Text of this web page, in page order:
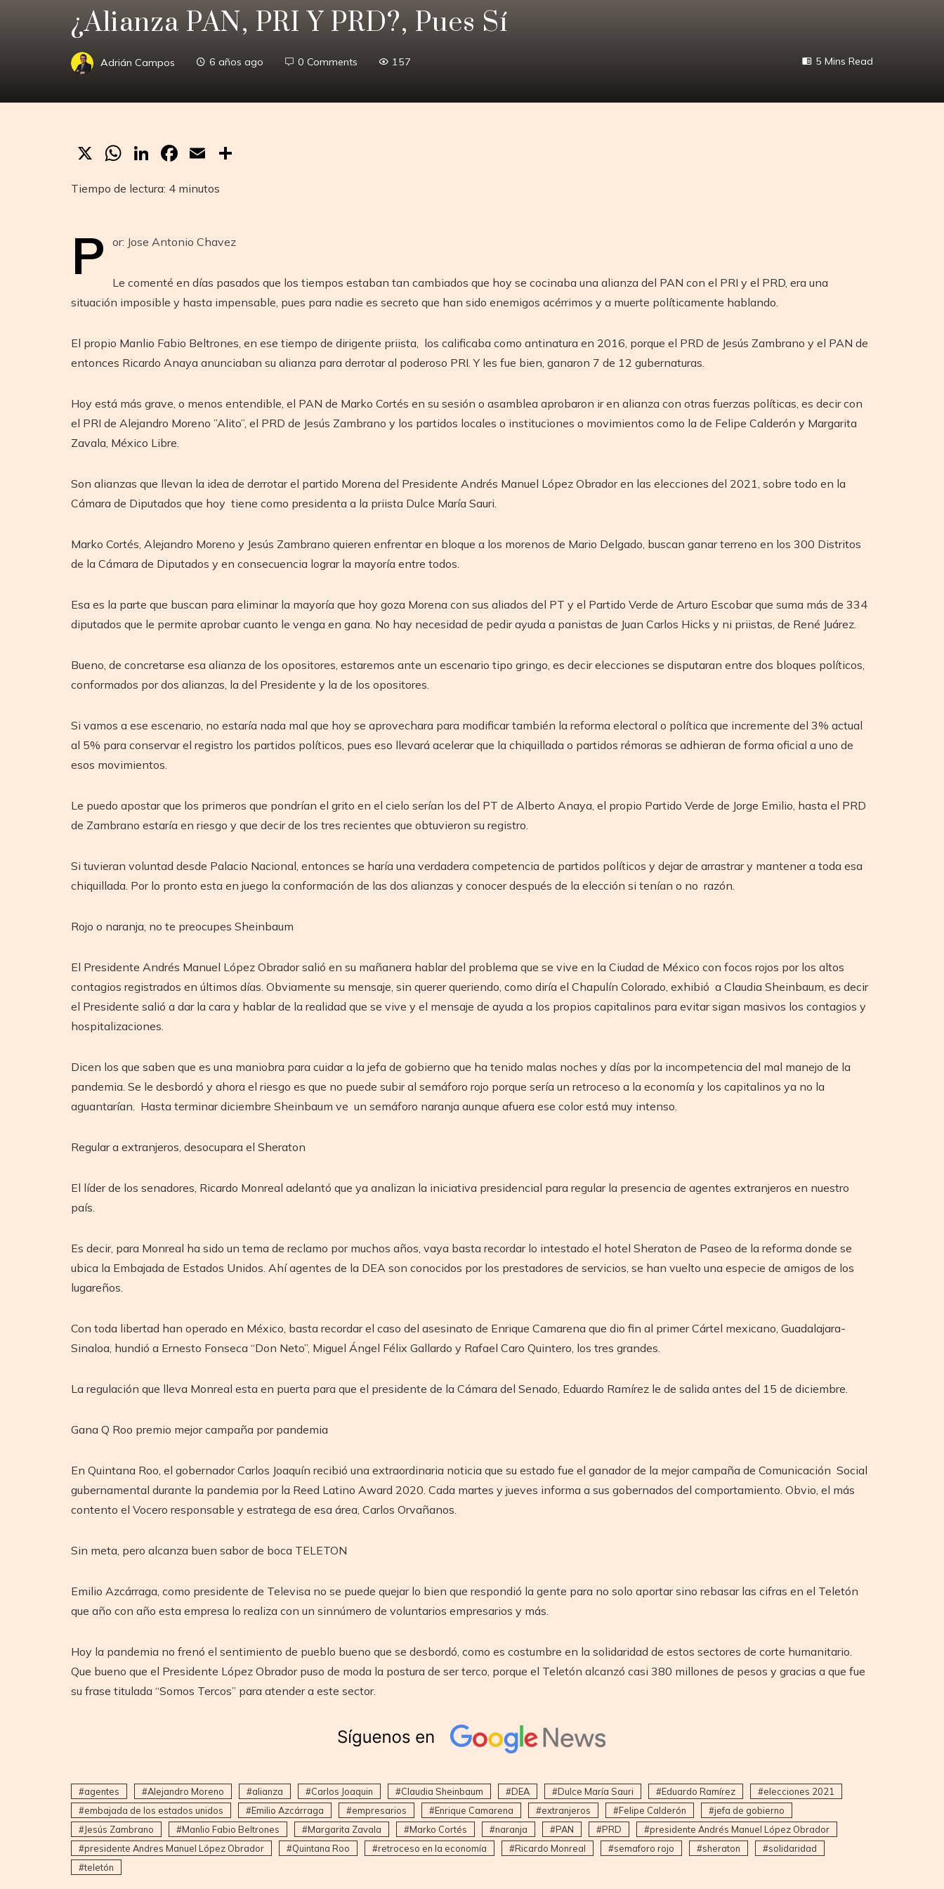
¿Alianza PAN, PRI Y PRD?, Pues Sí
Adrián Campos 6 años ago 0 Comments 157 5 Mins Read
X WhatsApp
LinkedIn
Facebook
Email
Tiempo de lectura: 4 minutos
P or: Jose Antonio Chavez
Le comenté en días pasados que los tiempos estaban tan cambiados que hoy se cocinaba una alianza del PAN con el PRI y el PRD, era una
situación imposible y hasta impensable, pues para nadie es secreto que han sido enemigos acérrimos y a muerte políticamente hablando.
El propio Manlio Fabio Beltrones, en ese tiempo de dirigente priista, los calificaba como antinatura en 2016, porque el PRD de Jesús Zambrano y el PAN de
entonces Ricardo Anaya anunciaban su alianza para derrotar al poderoso PRI. Y les fue bien, ganaron 7 de 12 gubernaturas.
Hoy está más grave, o menos entendible, el PAN de Marko Cortés en su sesión o asamblea aprobaron ir en alianza con otras fuerzas políticas, es decir con
el PRI de Alejandro Moreno ”Alito”, el PRD de Jesús Zambrano y los partidos locales o instituciones o movimientos como la de Felipe Calderón y Margarita
Zavala, México Libre.
Son alianzas que llevan la idea de derrotar el partido Morena del Presidente Andrés Manuel López Obrador en las elecciones del 2021, sobre todo en la
Cámara de Diputados que hoy tiene como presidenta a la priista Dulce María Sauri.
Marko Cortés, Alejandro Moreno y Jesús Zambrano quieren enfrentar en bloque a los morenos de Mario Delgado, buscan ganar terreno en los 300 Distritos
de la Cámara de Diputados y en consecuencia lograr la mayoría entre todos.
Esa es la parte que buscan para eliminar la mayoría que hoy goza Morena con sus aliados del PT y el Partido Verde de Arturo Escobar que suma más de 334
diputados que le permite aprobar cuanto le venga en gana. No hay necesidad de pedir ayuda a panistas de Juan Carlos Hicks y ni priistas, de René Juárez.
Bueno, de concretarse esa alianza de los opositores, estaremos ante un escenario tipo gringo, es decir elecciones se disputaran entre dos bloques políticos,
conformados por dos alianzas, la del Presidente y la de los opositores.
Si vamos a ese escenario, no estaría nada mal que hoy se aprovechara para modificar también la reforma electoral o política que incremente del 3% actual
al 5% para conservar el registro los partidos políticos, pues eso llevará acelerar que la chiquillada o partidos rémoras se adhieran de forma oficial a uno de
esos movimientos.
Le puedo apostar que los primeros que pondrían el grito en el cielo serían los del PT de Alberto Anaya, el propio Partido Verde de Jorge Emilio, hasta el PRD
de Zambrano estaría en riesgo y que decir de los tres recientes que obtuvieron su registro.
Si tuvieran voluntad desde Palacio Nacional, entonces se haría una verdadera competencia de partidos políticos y dejar de arrastrar y mantener a toda esa
chiquillada. Por lo pronto esta en juego la conformación de las dos alianzas y conocer después de la elección si tenían o no razón.
Rojo o naranja, no te preocupes Sheinbaum
El Presidente Andrés Manuel López Obrador salió en su mañanera hablar del problema que se vive en la Ciudad de México con focos rojos por los altos
contagios registrados en últimos días. Obviamente su mensaje, sin querer queriendo, como diría el Chapulín Colorado, exhibió a Claudia Sheinbaum, es decir
el Presidente salió a dar la cara y hablar de la realidad que se vive y el mensaje de ayuda a los propios capitalinos para evitar sigan masivos los contagios y
hospitalizaciones.
Dicen los que saben que es una maniobra para cuidar a la jefa de gobierno que ha tenido malas noches y días por la incompetencia del mal manejo de la
pandemia. Se le desbordó y ahora el riesgo es que no puede subir al semáforo rojo porque sería un retroceso a la economía y los capitalinos ya no la
aguantarían. Hasta terminar diciembre Sheinbaum ve un semáforo naranja aunque afuera ese color está muy intenso.
Regular a extranjeros, desocupara el Sheraton
El líder de los senadores, Ricardo Monreal adelantó que ya analizan la iniciativa presidencial para regular la presencia de agentes extranjeros en nuestro
país.
Es decir, para Monreal ha sido un tema de reclamo por muchos años, vaya basta recordar lo intestado el hotel Sheraton de Paseo de la reforma donde se
ubica la Embajada de Estados Unidos. Ahí agentes de la DEA son conocidos por los prestadores de servicios, se han vuelto una especie de amigos de los
lugareños.
Con toda libertad han operado en México, basta recordar el caso del asesinato de Enrique Camarena que dio fin al primer Cártel mexicano, Guadalajara-
Sinaloa, hundió a Ernesto Fonseca “Don Neto”, Miguel Ángel Félix Gallardo y Rafael Caro Quintero, los tres grandes.
La regulación que lleva Monreal esta en puerta para que el presidente de la Cámara del Senado, Eduardo Ramírez le de salida antes del 15 de diciembre.
Gana Q Roo premio mejor campaña por pandemia
En Quintana Roo, el gobernador Carlos Joaquín recibió una extraordinaria noticia que su estado fue el ganador de la mejor campaña de Comunicación Social
gubernamental durante la pandemia por la Reed Latino Award 2020. Cada martes y jueves informa a sus gobernados del comportamiento. Obvio, el más
contento el Vocero responsable y estratega de esa área, Carlos Orvañanos.
Sin meta, pero alcanza buen sabor de boca TELETON
Emilio Azcárraga, como presidente de Televisa no se puede quejar lo bien que respondió la gente para no solo aportar sino rebasar las cifras en el Teletón
que año con año esta empresa lo realiza con un sinnúmero de voluntarios empresarios y más.
Hoy la pandemia no frenó el sentimiento de pueblo bueno que se desbordó, como es costumbre en la solidaridad de estos sectores de corte humanitario.
Que bueno que el Presidente López Obrador puso de moda la postura de ser terco, porque el Teletón alcanzó casi 380 millones de pesos y gracias a que fue
su frase titulada “Somos Tercos” para atender a este sector.
agentes Alejandro Moreno alianza Carlos Joaquin Claudia Sheinbaum DEA Dulce María Sauri Eduardo Ramírez
elecciones 2021
embajada de los estados unidos
Emilio Azcárraga empresarios Enrique Camarena extranjeros Felipe Calderón
jefa de gobierno
Jesús Zambrano
Manlio Fabio Beltrones Margarita Zavala Marko Cortés naranja PAN PRD
presidente Andrés Manuel López Obrador
presidente Andres Manuel López Obrador
Quintana Roo retroceso en la economía Ricardo Monreal semaforo rojo sheraton
solidaridad
teletón